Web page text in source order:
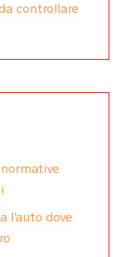
controllare
l’auto dove